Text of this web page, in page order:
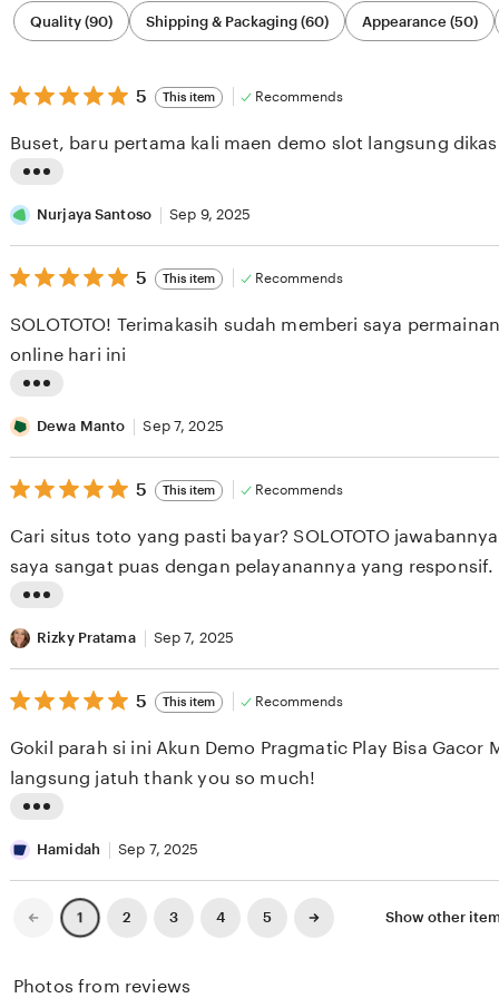
Filter
by
category
Quality (90) Shipping & Packaging (60) Appearance (50)
5
out
5
stars
5 This item Recommends
i
s
t
n
g
e
v
i
w
b
N
u
r
a
y
S
a
Buset, baru pertama kali maen demo slot langsung
Nurjaya Santoso Sep 9, 2025
5
out
5
stars
5 This item Recommends
i
s
t
n
g
e
v
i
w
b
D
e
SOLOTOTO! Terimakasih sudah memberi saya
online hari ini
Dewa Manto Sep 7, 2025
5
out
5
stars
5 This item Recommends
i
s
t
n
g
e
v
Cari situs toto yang pasti bayar? SOLOTOTO
saya sangat puas dengan pelayanannya yang responsif.
Rizky Pratama Sep 7, 2025
5
out
5
stars
5 This item Recommends
i
s
Gokil parah si ini Akun Demo Pragmatic Play Bisa Gacor
langsung jatuh thank you so much!
Hamidah Sep 7, 2025
Previous
page
1 2 3 4 5
Next
page
Show other
Photos from reviews